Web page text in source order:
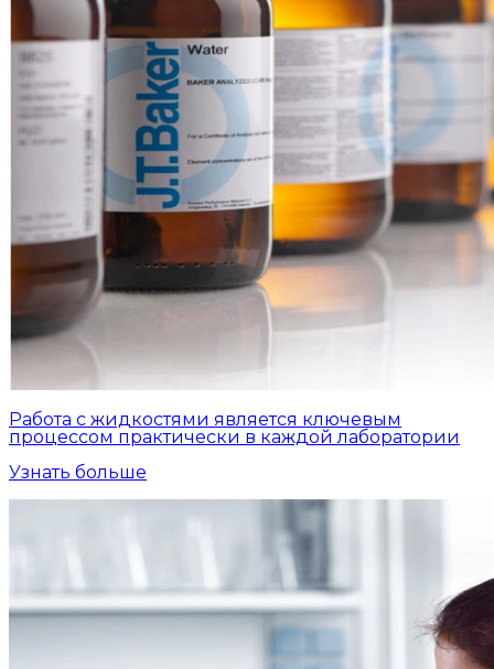
Работа с жидкостями является ключевым
процессом практически в каждой лаборатории
Узнать больше